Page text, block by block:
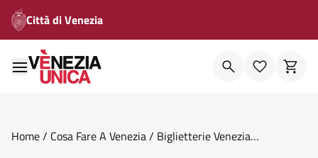
Città di Venezia
Home/ Cosa Fare A Venezia/ Biglietterie Venezia